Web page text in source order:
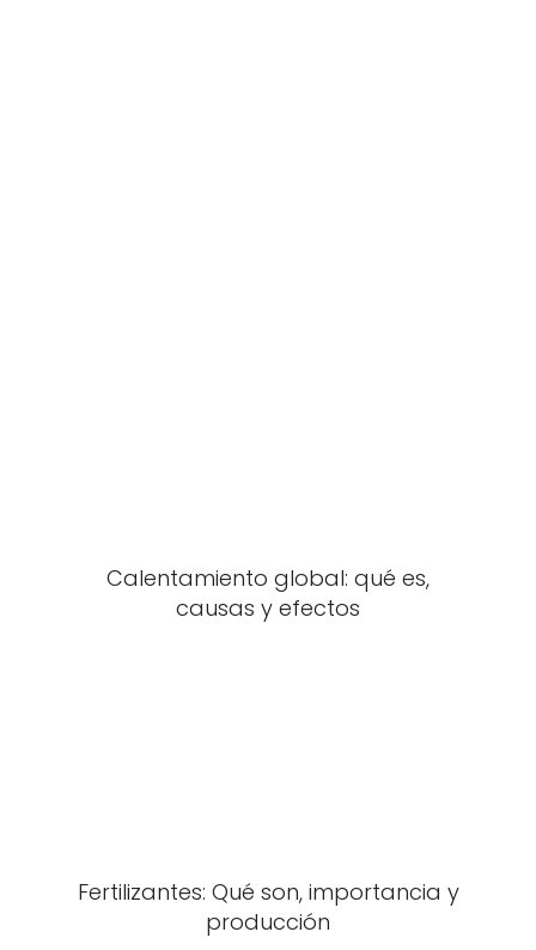
Calentamiento global: qué es,
causas y efectos
Fertilizantes: Qué son, importancia y
producción